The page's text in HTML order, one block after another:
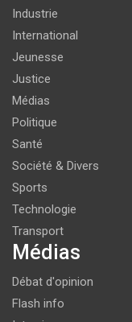
Industrie
International
Jeunesse
Justice
Médias
Politique
Santé
Société & Divers
Sports
Technologie
Transport
Médias
Débat d'opinion
Flash info